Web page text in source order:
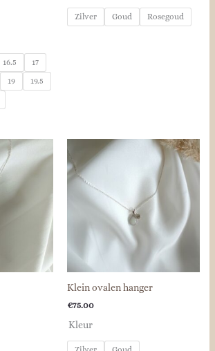
16.5
17
19
19.5
Zilver Goud Rosegoud
Klein ovalen hanger
€75.00
Kleur